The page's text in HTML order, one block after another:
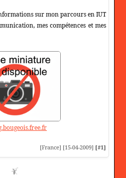
sur mon parcours en IUT
mes compétences et mes
[France] [15-04-2009] [#1]